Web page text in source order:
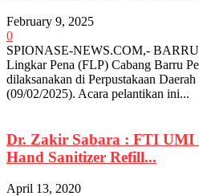
February 9, 2025
0
SPIONASE-NEWS.COM,- BARRU
Lingkar Pena (FLP) Cabang Barru
dilaksanakan di Perpustakaan
(09/02/2025). Acara pelantikan ini...
Dr. Zakir Sabara : FTI UMI
Hand Sanitizer Refill...
April 13, 2020